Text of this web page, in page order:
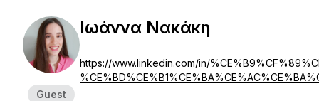
Guest
Ιωάννα Νακάκη
https://www.linkedin.com/in/